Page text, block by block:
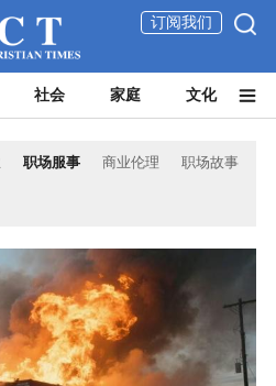
订阅我们
社会 家庭 文化
职场服事 商业伦理 职场故事